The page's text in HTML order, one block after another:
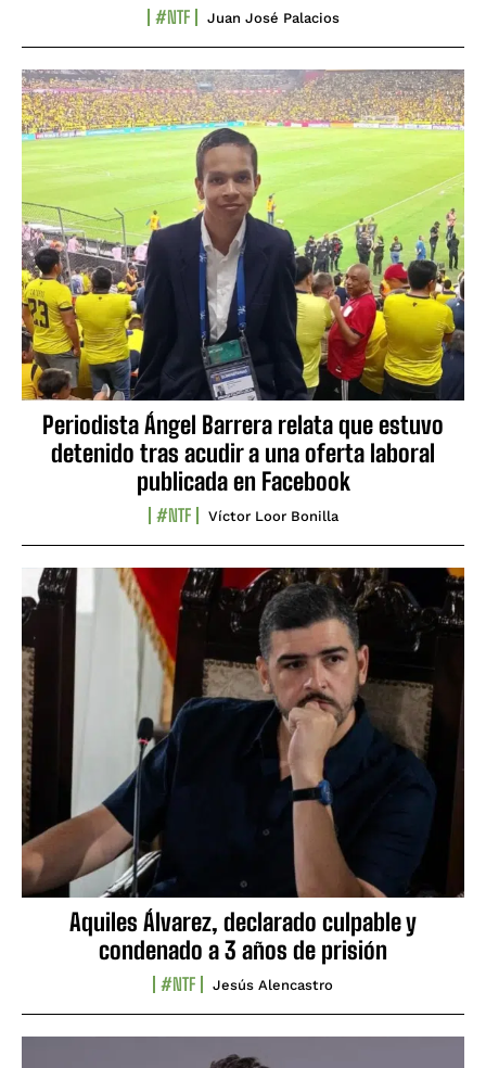
#NTF Juan José Palacios
Periodista Ángel Barrera relata que estuvo
detenido tras acudir a una oferta laboral
publicada en Facebook
#NTF Víctor Loor Bonilla
Aquiles Álvarez, declarado culpable y
condenado a 3 años de prisión
#NTF Jesús Alencastro